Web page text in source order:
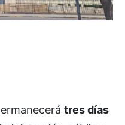
tres días